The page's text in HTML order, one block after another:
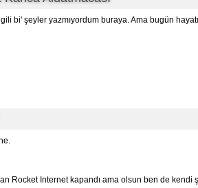
bi' şeyler yazmıyordum buraya. Ama bugün
Rocket Internet kapandı ama olsun ben de kendi